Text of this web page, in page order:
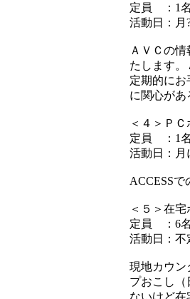
定員 ：1名
活動日：月
ＡＶＣの
たします
定期的に
に関心があ
＜４＞Ｐ
定員 ：1名
活動日：月
ACCESSで
＜５＞在
定員 ：6名
活動日：不
現地カウン
プおこし
ないけど在